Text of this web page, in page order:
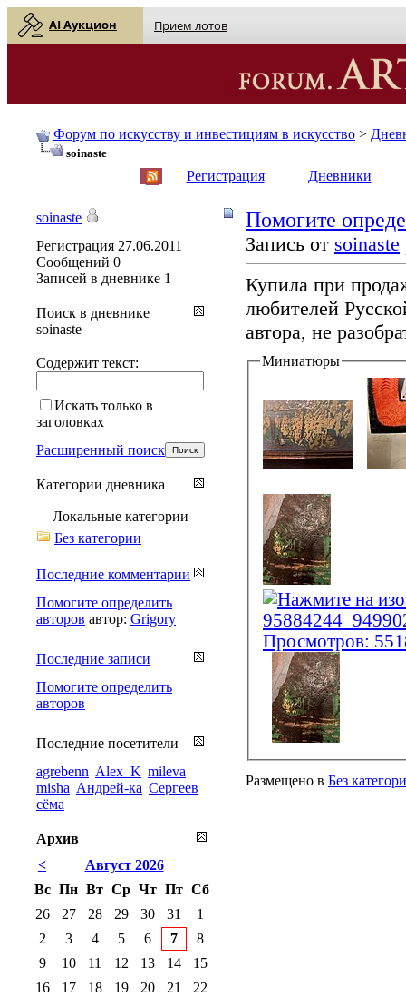
AI Аукцион Прием лотов
Форум по искусству и инвестициям в искусство >
soinaste
Регистрация Дневники
Помогите
Запись от soinaste
Купила при
любителей
автора, не
Миниатюры
Размещено в Без
soinaste
Регистрация 27.06.2011
Сообщений 0
Записей в дневнике 1
Поиск в дневнике
soinaste
Содержит текст:
Искать только в
заголовках
Расширенный поиск
Категории дневника
Локальные категории
Без категории
Последние комментарии
Помогите определить
авторов автор: Grigory
Последние записи
Помогите определить
авторов
Последние посетители
agrebenn Alex_K mileva
misha Андрей-ка Сергеев
сёма
Архив
<
Август 2026
Вс Пн Вт Ср Чт Пт Сб
26
27 28 29 30 31
1
2
3 4 5 6 7
8
9
10 11 12 13 14
15
16
17 18 19 20 21
22